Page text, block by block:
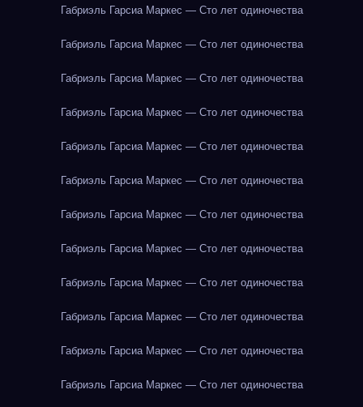
Габриэль Гарсиа Маркес — Сто лет одиночества
Габриэль Гарсиа Маркес — Сто лет одиночества
Габриэль Гарсиа Маркес — Сто лет одиночества
Габриэль Гарсиа Маркес — Сто лет одиночества
Габриэль Гарсиа Маркес — Сто лет одиночества
Габриэль Гарсиа Маркес — Сто лет одиночества
Габриэль Гарсиа Маркес — Сто лет одиночества
Габриэль Гарсиа Маркес — Сто лет одиночества
Габриэль Гарсиа Маркес — Сто лет одиночества
Габриэль Гарсиа Маркес — Сто лет одиночества
Габриэль Гарсиа Маркес — Сто лет одиночества
Габриэль Гарсиа Маркес — Сто лет одиночества